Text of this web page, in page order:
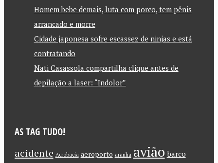
Homem bebe demais, luta com porco, tem pênis
arrancado e morre
Cidade japonesa sofre escassez de ninjas e está
contratando
Nati Casassola compartilha clique antes de
depilação a laser: “Indolor”
AS TAG TUDO!
acidente Acrobacia aeroporto aranha avião barco